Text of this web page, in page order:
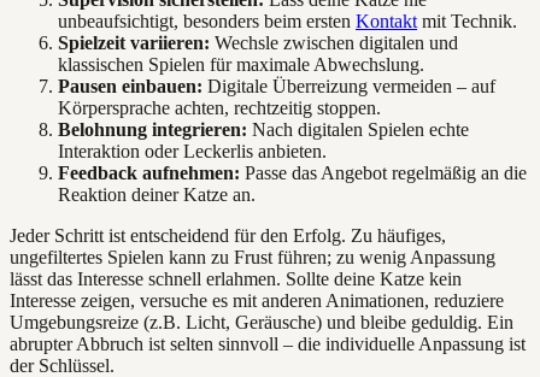
unbeaufsichtigt, besonders beim ersten Kontakt mit Technik.
Spielzeit variieren: Wechsle zwischen digitalen und
klassischen Spielen für maximale Abwechslung.
Pausen einbauen: Digitale Überreizung vermeiden – auf
Körpersprache achten, rechtzeitig stoppen.
Belohnung integrieren: Nach digitalen Spielen echte
Interaktion oder Leckerlis anbieten.
Feedback aufnehmen: Passe das Angebot regelmäßig an die
Reaktion deiner Katze an.
Jeder Schritt ist entscheidend für den Erfolg. Zu häufiges,
ungefiltertes Spielen kann zu Frust führen; zu wenig Anpassung
lässt das Interesse schnell erlahmen. Sollte deine Katze kein
Interesse zeigen, versuche es mit anderen Animationen, reduziere
Umgebungsreize (z.B. Licht, Geräusche) und bleibe geduldig. Ein
abrupter Abbruch ist selten sinnvoll – die individuelle Anpassung ist
der Schlüssel.